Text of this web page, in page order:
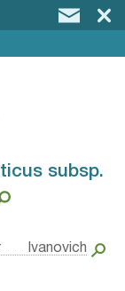
subsp.
Ivanovich